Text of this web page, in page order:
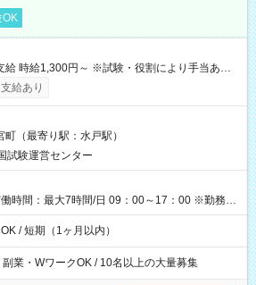
OK
手当あり
り昇給あり 【即給（前払い）オプションあ
る場合、勤務から1週間ほどで給与の一部を受け
擬試験 8:30～17:30（休憩1時間） 時給1,300円
円＋交通費 ※当日の役割により時給＋100
国家試験 7:00～13:30（休憩なし） 時給1,300
円）×6時間＝日収8,400円＋交通費 【試用期
給あり
（最寄り駅：水戸駅）
試験運営センター
時間：最大7時間/日 09：00～17：00 ※勤務時
異なります。
/ 短期（1ヶ月以内）
業・WワークOK / 10名以上の大量募集